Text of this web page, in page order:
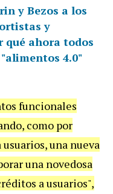
y Bezos a los
y
qué ahora todos
4.0"
funcionales
como por
una nueva
una novedosa
a usuarios",